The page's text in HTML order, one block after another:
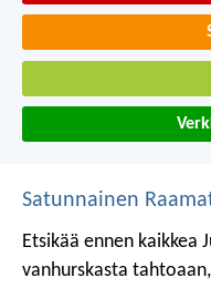
Satunnainen
Etsikää ennen kaikkea
vanhurskasta